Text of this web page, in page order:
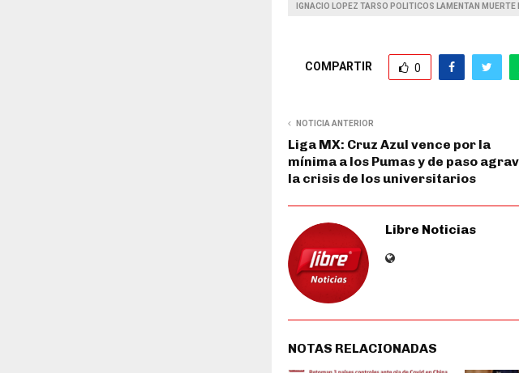
IGNACIO LOPEZ TARSO POLITICOS LAMENTAN MUERTE
COMPARTIR 0
NOTICIA ANTERIOR
Liga MX: Cruz Azul vence por la
mínima a los Pumas y de paso
la crisis de los universitarios
Libre Noticias
NOTAS RELACIONADAS